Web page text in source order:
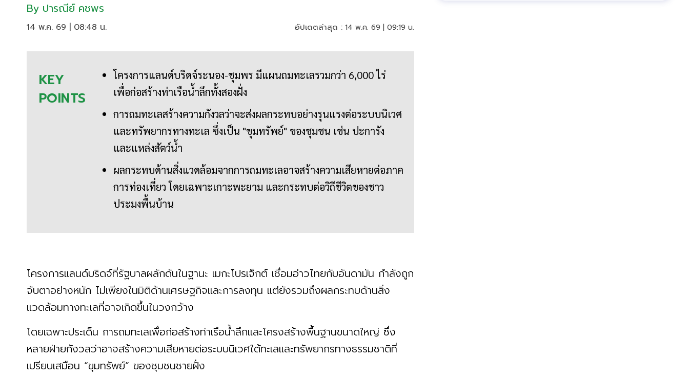
By ปารณีย์ คชพร
14 พ.ค. 69 | 08:48 น. อัปเดตล่าสุด : 14 พ.ค. 69 | 09:19 น.
KEY
POINTS
โครงการแลนด์บริดจ์ระนอง-ชุมพร มีแผนถมทะเลรวมกว่า 6,000 ไร่
เพื่อก่อสร้างท่าเรือน้ำลึกทั้งสองฝั่ง
การถมทะเลสร้างความกังวลว่าจะส่งผลกระทบอย่างรุนแรงต่อระบบนิเวศ
และทรัพยากรทางทะเล ซึ่งเป็น "ขุมทรัพย์" ของชุมชน เช่น ปะการัง
และแหล่งสัตว์น้ำ
ผลกระทบด้านสิ่งแวดล้อมจากการถมทะเลอาจสร้างความเสียหายต่อภาค
การท่องเที่ยว โดยเฉพาะเกาะพะยาม และกระทบต่อวิถีชีวิตของชาว
ประมงพื้นบ้าน
โครงการแลนด์บริดจ์ที่รัฐบาลผลักดันในฐานะ เมกะโปรเจ็กต์ เชื่อมอ่าวไทยกับอันดามัน กำลังถูก
จับตาอย่างหนัก ไม่เพียงในมิติด้านเศรษฐกิจและการลงทุน แต่ยังรวมถึงผลกระทบด้านสิ่ง
แวดล้อมทางทะเลที่อาจเกิดขึ้นในวงกว้าง
โดยเฉพาะประเด็น การถมทะเลเพื่อก่อสร้างท่าเรือน้ำลึกและโครงสร้างพื้นฐานขนาดใหญ่ ซึ่ง
หลายฝ่ายกังวลว่าอาจสร้างความเสียหายต่อระบบนิเวศใต้ทะเลและทรัพยากรทางธรรมชาติที่
เปรียบเสมือน “ขุมทรัพย์” ของชุมชนชายฝั่ง